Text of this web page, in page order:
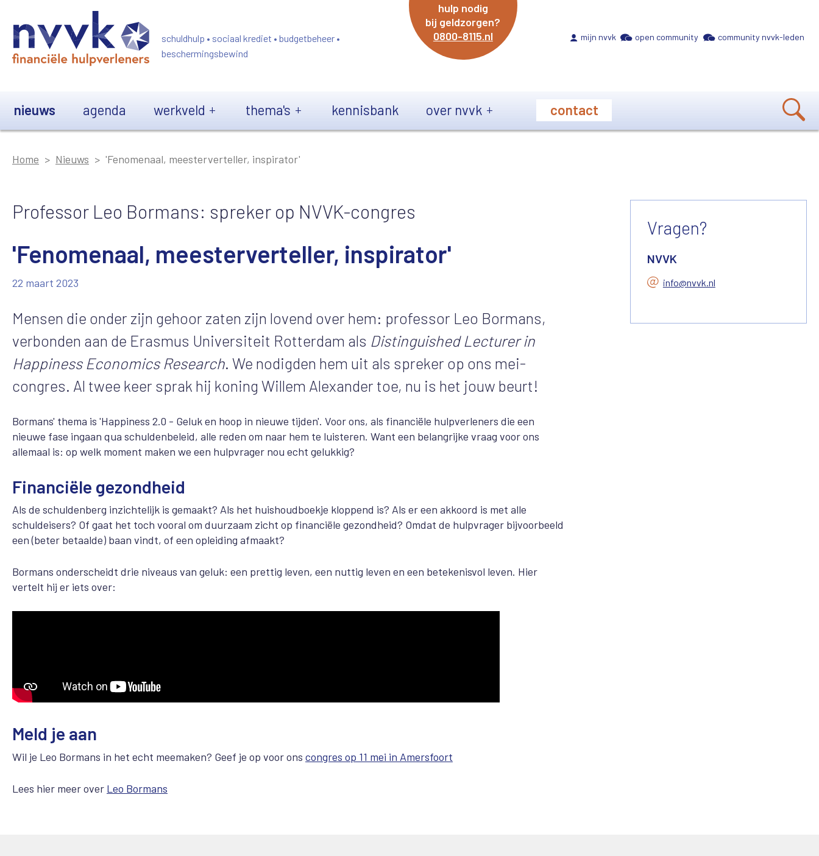
schuldhulp • sociaal krediet • budgetbeheer •
beschermingsbewind
hulp nodig
bij geldzorgen?
0800-8115.nl
mijn nvvk open community community nvvk-leden
nieuws agenda werkveld thema's kennisbank over nvvk contact
Home Nieuws 'Fenomenaal, meesterverteller, inspirator'
Professor Leo Bormans: spreker op NVVK-congres
'Fenomenaal, meesterverteller, inspirator'
22 maart 2023
Mensen die onder zijn gehoor zaten zijn lovend over hem: professor Leo Bormans,
verbonden aan de Erasmus Universiteit Rotterdam als Distinguished Lecturer in
Happiness Economics Research. We nodigden hem uit als spreker op ons mei-
congres. Al twee keer sprak hij koning Willem Alexander toe, nu is het jouw beurt!
Bormans' thema is 'Happiness 2.0 - Geluk en hoop in nieuwe tijden'. Voor ons, als financiële hulpverleners die een
nieuwe fase ingaan qua schuldenbeleid, alle reden om naar hem te luisteren. Want een belangrijke vraag voor ons
allemaal is: op welk moment maken we een hulpvrager nou echt gelukkig?
Financiële gezondheid
Als de schuldenberg inzichtelijk is gemaakt? Als het huishoudboekje kloppend is? Als er een akkoord is met alle
schuldeisers? Of gaat het toch vooral om duurzaam zicht op financiële gezondheid? Omdat de hulpvrager bijvoorbeeld
een (beter betaalde) baan vindt, of een opleiding afmaakt?
Bormans onderscheidt drie niveaus van geluk: een prettig leven, een nuttig leven en een betekenisvol leven. Hier
vertelt hij er iets over:
Meld je aan
Wil je Leo Bormans in het echt meemaken? Geef je op voor ons congres op 11 mei in Amersfoort
Lees hier meer over Leo Bormans
Vragen?
NVVK
info@nvvk.nl